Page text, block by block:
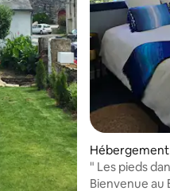
Hébergement
" Les pieds
Bienvenue au